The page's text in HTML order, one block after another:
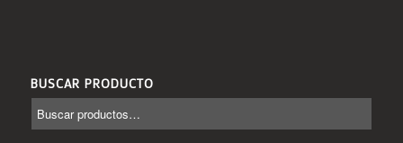
BUSCAR PRODUCTO